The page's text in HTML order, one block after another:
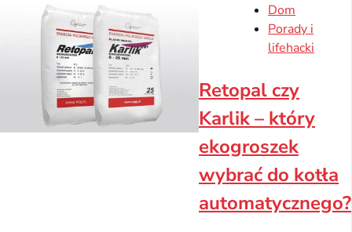
Dom
Porady i
lifehacki
Retopal czy
Karlik – który
ekogroszek
wybrać do kotła
automatycznego?